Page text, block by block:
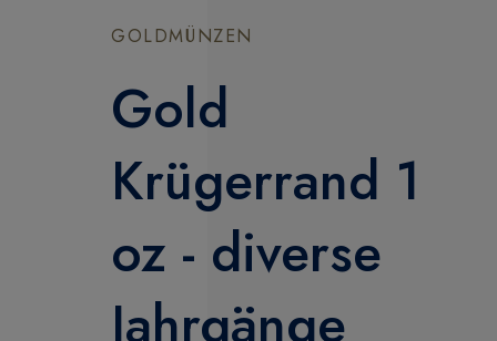
GOLDMÜNZEN
Gold
Krügerrand 1
oz - diverse
Jahrgänge